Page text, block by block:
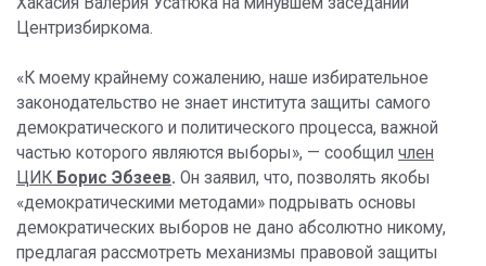
Центризбиркома.
«К моему крайнему сожалению, наше избирательное
законодательство не знает института защиты самого
демократического и политического процесса, важной
частью которого являются выборы», — сообщил член
ЦИК Борис Эбзеев. Он заявил, что, позволять якобы
«демократическими методами» подрывать основы
демократических выборов не дано абсолютно никому,
предлагая рассмотреть механизмы правовой защиты